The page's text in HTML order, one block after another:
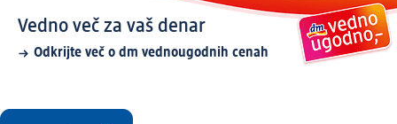
Vedno več za vaš denar
Odkrijte več o dm vednougodnih cenah